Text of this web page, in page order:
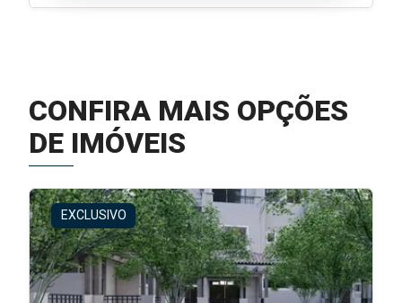
CONFIRA MAIS OPÇÕES
DE IMÓVEIS
EXCLUSIVO